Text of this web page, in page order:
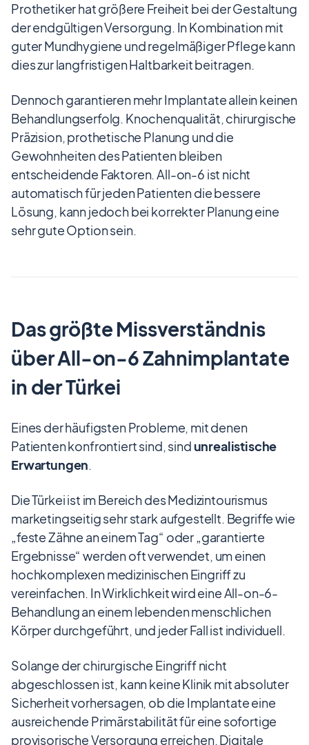
Prothetiker hat größere Freiheit bei der Gestaltung
der endgültigen Versorgung. In Kombination mit
guter Mundhygiene und regelmäßiger Pflege kann
dies zur langfristigen Haltbarkeit beitragen.
Dennoch garantieren mehr Implantate allein keinen
Behandlungserfolg. Knochenqualität, chirurgische
Präzision, prothetische Planung und die
Gewohnheiten des Patienten bleiben
entscheidende Faktoren. All-on-6 ist nicht
automatisch für jeden Patienten die bessere
Lösung, kann jedoch bei korrekter Planung eine
sehr gute Option sein.
Das größte Missverständnis
über All-on-6 Zahnimplantate
in der Türkei
Eines der häufigsten Probleme, mit denen
Patienten konfrontiert sind, sind unrealistische
Erwartungen.
Die Türkei ist im Bereich des Medizintourismus
marketingseitig sehr stark aufgestellt. Begriffe wie
„feste Zähne an einem Tag“ oder „garantierte
Ergebnisse“ werden oft verwendet, um einen
hochkomplexen medizinischen Eingriff zu
vereinfachen. In Wirklichkeit wird eine All-on-6-
Behandlung an einem lebenden menschlichen
Körper durchgeführt, und jeder Fall ist individuell.
Solange der chirurgische Eingriff nicht
abgeschlossen ist, kann keine Klinik mit absoluter
Sicherheit vorhersagen, ob die Implantate eine
ausreichende Primärstabilität für eine sofortige
provisorische Versorgung erreichen. Digitale